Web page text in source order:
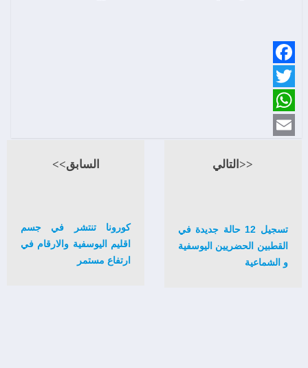
Facebook
Twitter
WhatsApp
السابق>>
كورونا تنتشر في جسم
اقليم اليوسفية والارقام في
ارتفاع مستمر
<<التالي
تسجيل 12 حالة جديدة في
القطبين الحضريين اليوسفية
و الشماعية